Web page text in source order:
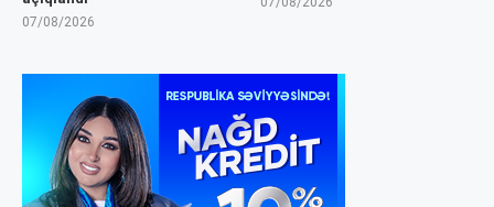
07/08/2026